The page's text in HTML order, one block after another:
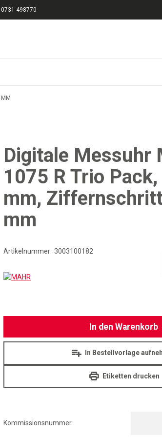
498770
Digitale Messuhr
1075 R Trio
mm,
mm
Artikelnummer: 3003100182
Kommissionsnummer
In den Warenkorb
In Bestellvorlage
Etiketten drucken